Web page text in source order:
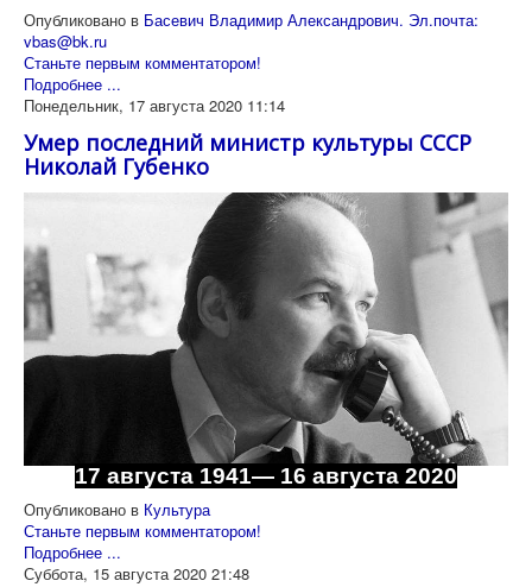
Опубликовано в Басевич Владимир Александрович. Эл.почта:
vbas@bk.ru
Станьте первым комментатором!
Подробнее ...
Понедельник, 17 августа 2020 11:14
Умер последний министр культуры СССР
Николай Губенко
17 августа 1941— 16 августа 2020
Опубликовано в Культура
Станьте первым комментатором!
Подробнее ...
Суббота, 15 августа 2020 21:48